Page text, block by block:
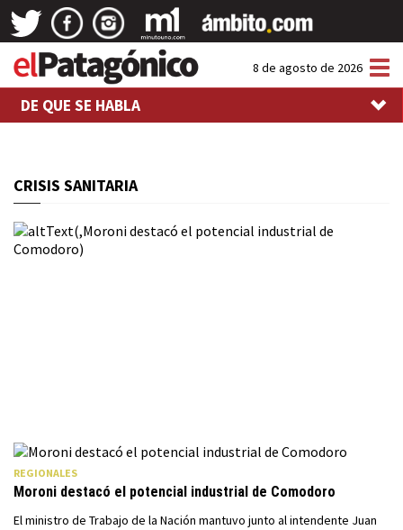
8 de agosto de 2026
DE QUE SE HABLA
CRISIS SANITARIA
REGIONALES
Moroni destacó el potencial industrial de Comodoro
El ministro de Trabajo de la Nación mantuvo junto al intendente Juan